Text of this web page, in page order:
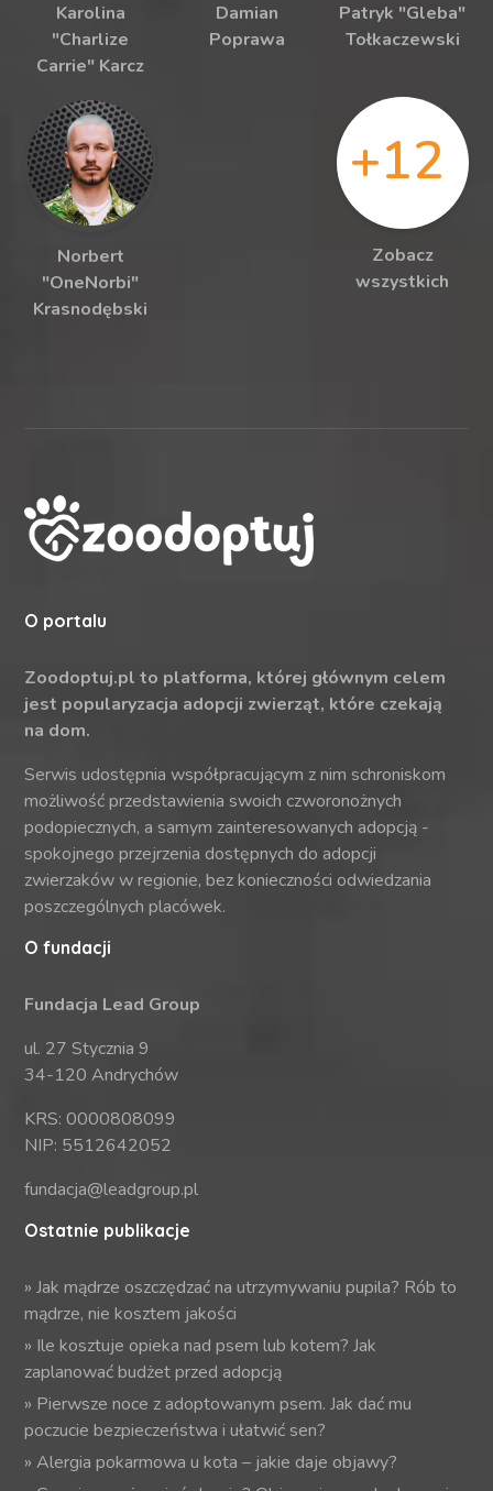
Karolina
"Charlize
Carrie" Karcz
Damian
Poprawa
Patryk "Gleba"
Tołkaczewski
Norbert
"OneNorbi"
Krasnodębski
+12
Zobacz
wszystkich
O portalu
Zoodoptuj.pl to platforma, której głównym celem
jest popularyzacja adopcji zwierząt, które czekają
na dom.
Serwis udostępnia współpracującym z nim schroniskom
możliwość przedstawienia swoich czworonożnych
podopiecznych, a samym zainteresowanych adopcją -
spokojnego przejrzenia dostępnych do adopcji
zwierzaków w regionie, bez konieczności odwiedzania
poszczególnych placówek.
O fundacji
Fundacja Lead Group
ul. 27 Stycznia 9
34-120 Andrychów
KRS: 0000808099
NIP: 5512642052
fundacja@leadgroup.pl
Ostatnie publikacje
»Jak mądrze oszczędzać na utrzymywaniu pupila? Rób to
mądrze, nie kosztem jakości
» Ile kosztuje opieka nad psem lub kotem? Jak
zaplanować budżet przed adopcją
» Pierwsze noce z adoptowanym psem. Jak dać mu
poczucie bezpieczeństwa i ułatwić sen?
»Alergia pokarmowa u kota – jakie daje objawy?